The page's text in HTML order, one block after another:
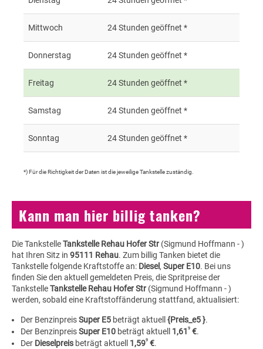
Mittwoch 24 Stunden geöffnet *
Donnerstag 24 Stunden geöffnet *
Freitag 24 Stunden geöffnet *
Samstag 24 Stunden geöffnet *
Sonntag 24 Stunden geöffnet *
*) Für die Richtigkeit der Daten ist die jeweilige Tankstelle zuständig.
Kann man hier billig tanken?
Die TankstelleTankstelle Rehau Hofer Str (Sigmund Hoffmann - )
hat Ihren Sitz in 95111 Rehau. Zum billig Tanken bietet die
Tankstelle folgende Kraftstoffe an: Diesel, Super E10. Bei uns
finden Sie den aktuell gemeldeten Preis, die Spritpreise der
TankstelleTankstelle Rehau Hofer Str (Sigmund Hoffmann - )
werden, sobald eine Kraftstoffänderung stattfand, aktualisiert:
Der BenzinpreisSuper E5 beträgt aktuell {Preis_e5 }.
Der BenzinpreisSuper E10 beträgt aktuell 1,61 9 €.
Der Dieselpreis beträgt aktuell 1,599 €.